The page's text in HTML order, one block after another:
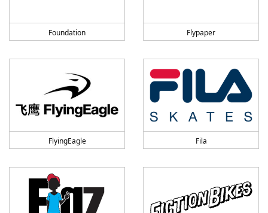
Foundation Flypaper
FlyingEagle Fila